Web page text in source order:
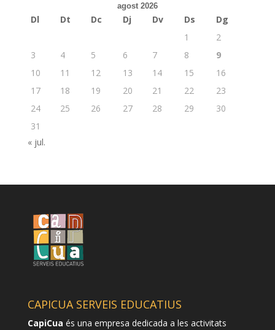
agost 2026
Dl Dt Dc Dj Dv Ds
Dg
1
2
3
4 5 6 7 8
9
10
11 12 13 14 15
16
17
18 19 20 21 22
23
24
25 26 27 28 29
30
31
« jul.
CAPICUA SERVEIS EDUCATIUS
CapiCua és una empresa dedicada a les activitats